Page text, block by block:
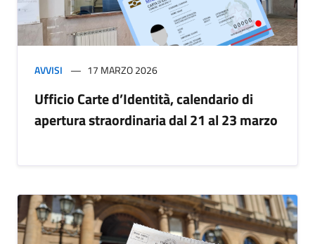
AVVISI 17 MARZO 2026
Ufficio Carte d’Identità, calendario di
apertura straordinaria dal 21 al 23 marzo